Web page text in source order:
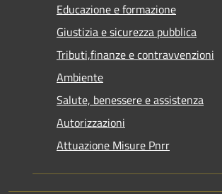
Educazione e formazione
Giustizia e sicurezza pubblica
Tributi,finanze e contravvenzioni
Ambiente
Salute, benessere e assistenza
Autorizzazioni
Attuazione Misure Pnrr